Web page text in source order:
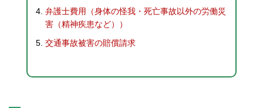
弁護士費用（身体の怪我・死亡事故以外の労働災
害（精神疾患など））
交通事故被害の賠償請求